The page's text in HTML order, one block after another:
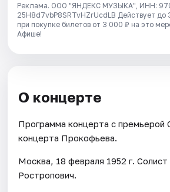
Реклама. ООО "ЯНДЕКС МУЗЫКА", ИНН:
25H8d7vbP8SRTvHZrUcdLB Действует до
при покупке билетов от 3 000 ₽ на это
Афише!
О концерте
Программа концерта с премьерой
концерта Прокофьева.
Москва, 18 февраля 1952 г.
Ростропович.